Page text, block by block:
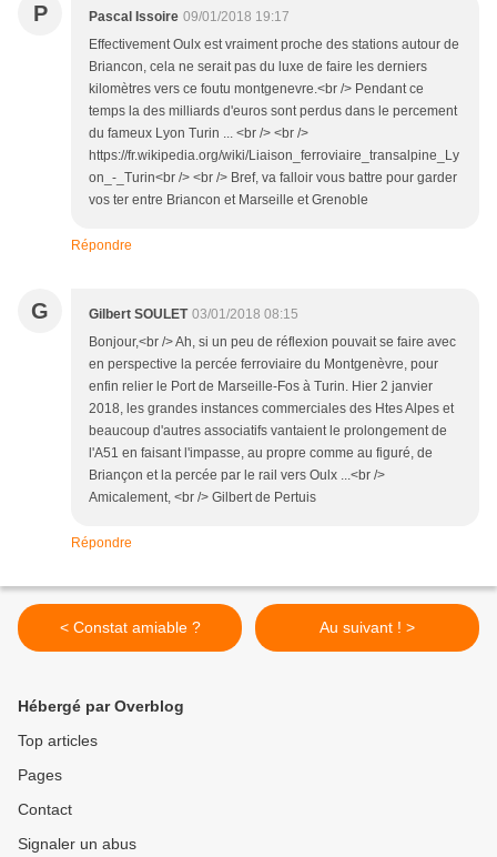
P Pascal Issoire 09/01/2018 19:17
Effectivement Oulx est vraiment proche des stations autour de
Briancon, cela ne serait pas du luxe de faire les derniers
kilomètres vers ce foutu montgenevre.<br /> Pendant ce
temps la des milliards d'euros sont perdus dans le percement
du fameux Lyon Turin ... <br /> <br />
https://fr.wikipedia.org/wiki/Liaison_ferroviaire_transalpine_Ly
on_-_Turin<br /> <br /> Bref, va falloir vous battre pour garder
vos ter entre Briancon et Marseille et Grenoble
Répondre
G Gilbert SOULET 03/01/2018 08:15
Bonjour,<br /> Ah, si un peu de réflexion pouvait se faire avec
en perspective la percée ferroviaire du Montgenèvre, pour
enfin relier le Port de Marseille-Fos à Turin. Hier 2 janvier
2018, les grandes instances commerciales des Htes Alpes et
beaucoup d'autres associatifs vantaient le prolongement de
l'A51 en faisant l'impasse, au propre comme au figuré, de
Briançon et la percée par le rail vers Oulx ...<br />
Amicalement, <br /> Gilbert de Pertuis
Répondre
< Constat amiable ? Au suivant ! >
Hébergé par Overblog
Top articles
Pages
Contact
Signaler un abus